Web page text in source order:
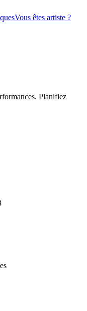
Vous êtes artiste ?
Planifiez